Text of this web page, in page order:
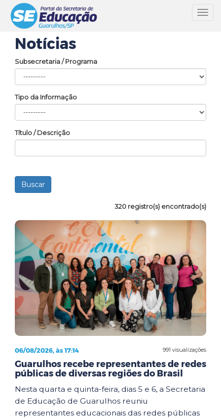
Notícias
Subsecretaria / Programa
Tipo da Informação
Título / Descrição
320 registro(s) encontrado(s)
991 visualizações
06/08/2026, às 17:14
Guarulhos recebe representantes de redes
públicas de diversas regiões do Brasil
Nesta quarta e quinta-feira, dias 5 e 6, a Secretaria
de Educação de Guarulhos reuniu
representantes educacionais das redes públicas